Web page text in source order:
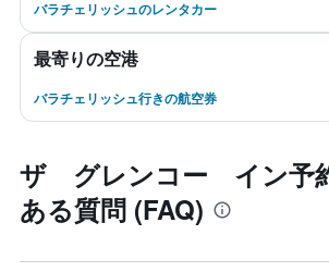
バラチェリッシュのレンタカー
最寄りの空港
バラチェリッシュ行きの航空券
ザ グレンコー イン予
ある質問 (FAQ)